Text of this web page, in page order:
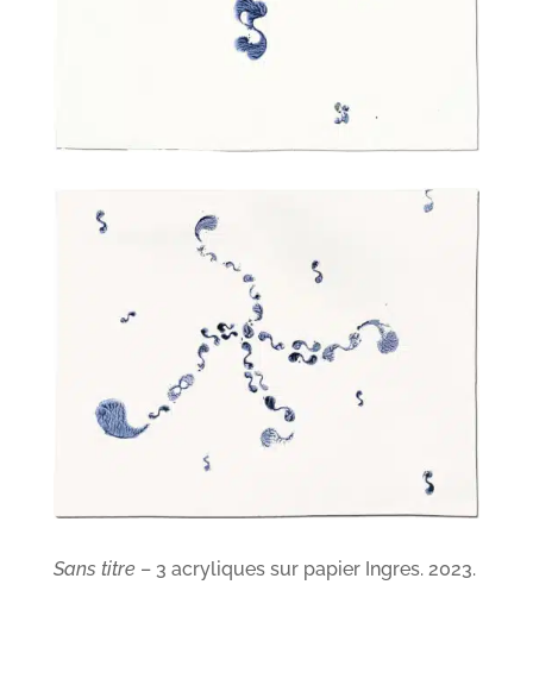
Sans titre– 3 acryliques sur papier Ingres. 2023.